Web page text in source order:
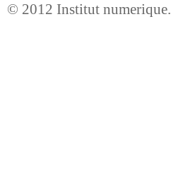
© 2012 Institut numerique.